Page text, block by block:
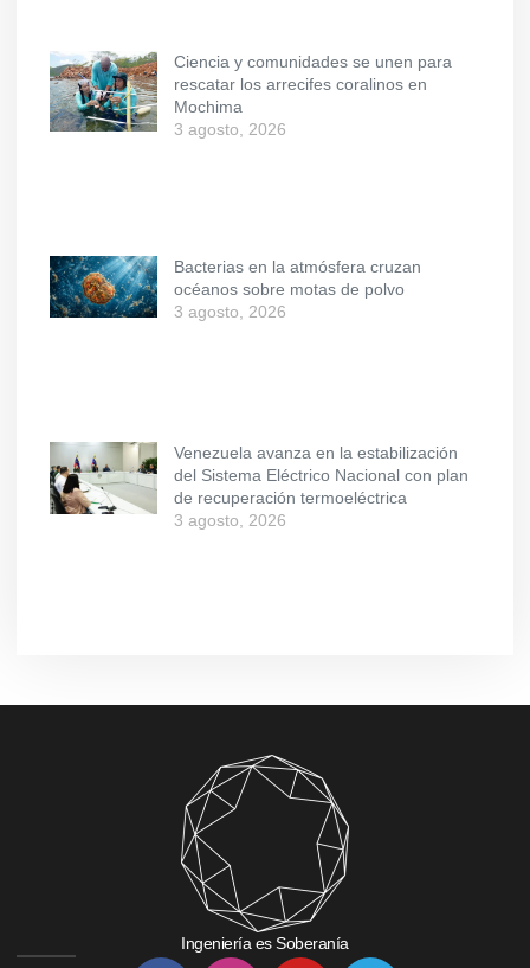
Ciencia y comunidades se unen para
rescatar los arrecifes coralinos en
Mochima
3 agosto, 2026
Bacterias en la atmósfera cruzan
océanos sobre motas de polvo
3 agosto, 2026
Venezuela avanza en la estabilización
del Sistema Eléctrico Nacional con plan
de recuperación termoeléctrica
3 agosto, 2026
Ingeniería es Soberanía